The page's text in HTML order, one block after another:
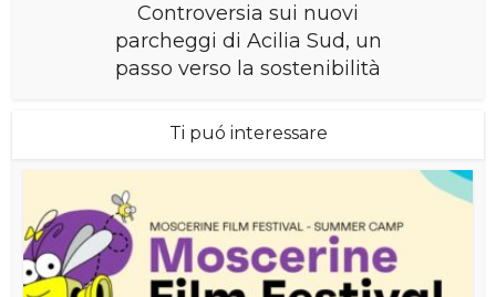
Controversia sui nuovi
parcheggi di Acilia Sud, un
passo verso la sostenibilità
Ti puó interessare